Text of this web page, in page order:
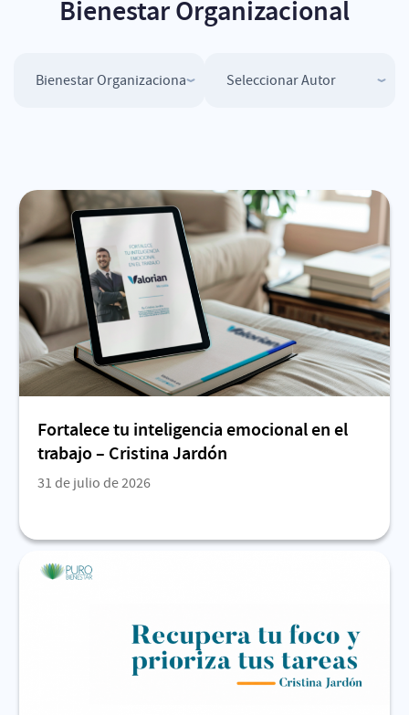
Bienestar Organizacional
Fortalece tu inteligencia emocional en el
trabajo – Cristina Jardón
31 de julio de 2026